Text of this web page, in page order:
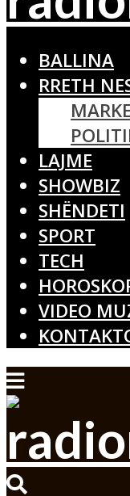
BALLINA
RRETH
LAJME
SHOWBIZ
SHËNDETI
SPORT
TECH
VIDEO